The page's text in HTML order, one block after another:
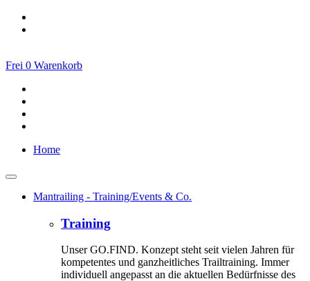
Frei 0 Warenkorb
Home
Mantrailing - Training/Events & Co.
Training
Unser GO.FIND. Konzept steht seit vielen Jahren für
kompetentes und ganzheitliches Trailtraining. Immer
individuell angepasst an die aktuellen Bedürfnisse des